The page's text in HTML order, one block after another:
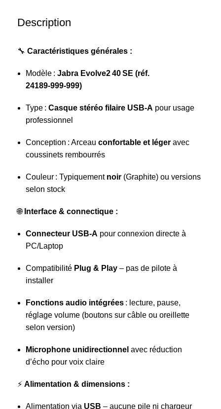
Description
🔧 Caractéristiques générales :
Modèle : Jabra Evolve2 40 SE (réf.
24189‑999‑999)
Type : Casque stéréo filaire USB‑A pour usage
professionnel
Conception : Arceau confortable et léger avec
coussinets rembourrés
Couleur : Typiquement noir (Graphite) ou versions
selon stock
🌐 Interface & connectique :
Connecteur USB‑A pour connexion directe à
PC/Laptop
Compatibilité Plug & Play – pas de pilote à
installer
Fonctions audio intégrées : lecture, pause,
réglage volume (boutons sur câble ou oreillette
selon version)
Microphone unidirectionnel avec réduction
d’écho pour voix claire
⚡ Alimentation & dimensions :
Alimentation via USB – aucune pile ni chargeur